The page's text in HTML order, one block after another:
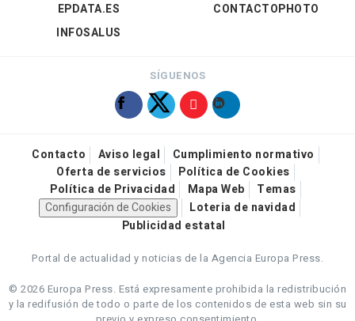
EPDATA.ES
INFOSALUS
CONTACTOPHOTO
SÍGUENOS
Contacto Aviso legal
Cumplimiento normativo
Oferta de servicios
Política de Cookies
Política de Privacidad
Mapa Web
Temas
Configuración de Cookies
Loteria de navidad
Publicidad estatal
Portal de actualidad y noticias de la Agencia Europa Press.
© 2026 Europa Press. Está expresamente prohibida la redistribución
y la redifusión de todo o parte de los contenidos de esta web sin su